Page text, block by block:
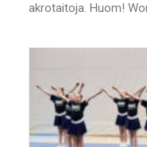
akrotaitoja. Huom!